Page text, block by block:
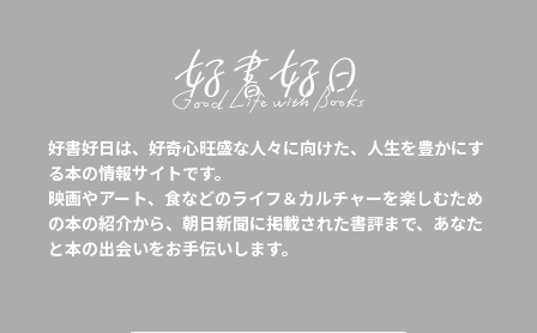
好書好日は、好奇心旺盛な人々に向けた、人生を豊かにす
る本の情報サイトです。
映画やアート、食などのライフ＆カルチャーを楽しむため
の本の紹介から、朝日新聞に掲載された書評まで、あなた
と本の出会いをお手伝いします。